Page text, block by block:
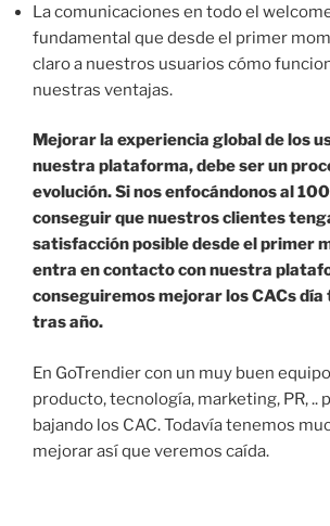
La comunicaciones en todo el
fundamental que desde el primer
claro a nuestros usuarios cómo
nuestras ventajas.
Mejorar la experiencia global de los
nuestra plataforma, debe ser un
evolución. Si nos enfocándonos al
conseguir que nuestros clientes
satisfacción posible desde el primer
entra en contacto con nuestra
conseguiremos mejorar los CACs día
tras año.
En GoTrendier con un muy buen
producto, tecnología, marketing, PR, ..
bajando los CAC. Todavía tenemos
mejorar así que veremos caída.